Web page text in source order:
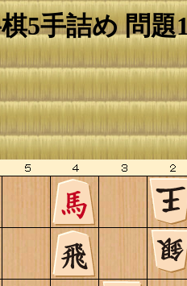
5手詰め 問題